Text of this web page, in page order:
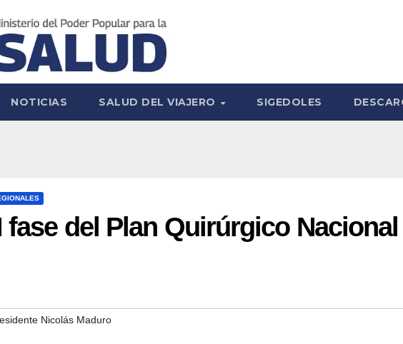
NOTICIAS SALUD DEL VIAJERO SIGEDOLES
fase del Plan Quirúrgico
Nicolás Maduro